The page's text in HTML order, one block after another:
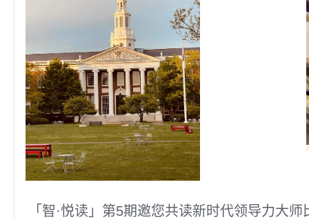
「智·悦读」第5期邀您共读新时代领导力大